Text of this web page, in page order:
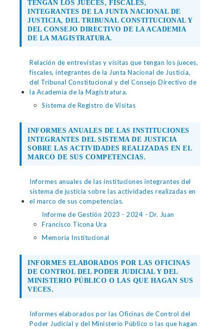
TENGAN LOS JUECES, FISCALES,
INTEGRANTES DE LA JUNTA NACIONAL DE
JUSTICIA, DEL TRIBUNAL CONSTITUCIONAL Y
DEL CONSEJO DIRECTIVO DE LA ACADEMIA
DE LA MAGISTRATURA.
Relación de entrevistas y visitas que tengan los jueces,
fiscales, integrantes de la Junta Nacional de Justicia,
del Tribunal Constitucional y del Consejo Directivo de
la Academia de la Magistratura.
Sistema de Registro de Visitas
INFORMES ANUALES DE LAS INSTITUCIONES
INTEGRANTES DEL SISTEMA DE JUSTICIA
SOBRE LAS ACTIVIDADES REALIZADAS EN EL
MARCO DE SUS COMPETENCIAS.
Informes anuales de las instituciones integrantes del
sistema de justicia sobre las actividades realizadas en
el marco de sus competencias.
Informe de Gestión 2023 - 2024 - Dr. Juan
Francisco Ticona Ura
Memoria Institucional
INFORMES ELABORADOS POR LAS OFICINAS
DE CONTROL DEL PODER JUDICIAL Y DEL
MINISTERIO PÚBLICO O LAS QUE HAGAN SUS
VECES.
Informes elaborados por las Oficinas de Control del
Poder Judicial y del Ministerio Público o las que hagan